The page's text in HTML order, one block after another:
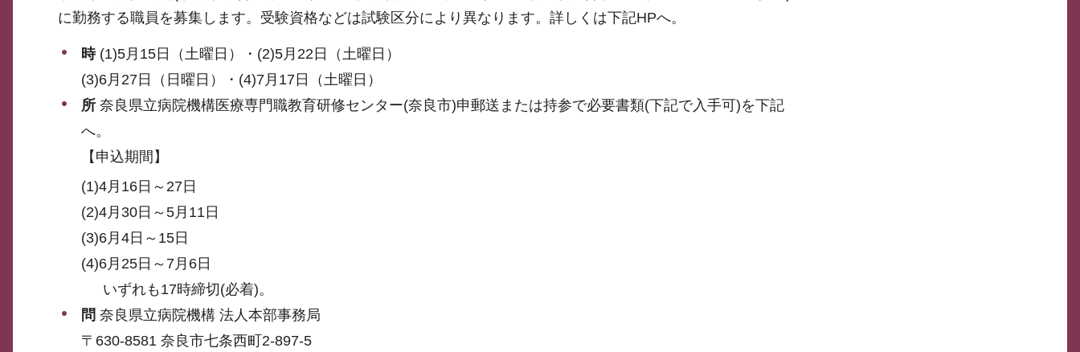
に勤務する職員を募集します。受験資格などは試験区分により異なります。詳しくは下記HPへ。
時(1)5月15日（土曜日）・(2)5月22日（土曜日）
(3)6月27日（日曜日）・(4)7月17日（土曜日）
所 奈良県立病院機構医療専門職教育研修センター(奈良市)申郵送または持参で必要書類(下記で入手可)を下記
へ。
【申込期間】
(1)4月16日～27日
(2)4月30日～5月11日
(3)6月4日～15日
(4)6月25日～7月6日
いずれも17時締切(必着)。
問 奈良県立病院機構 法人本部事務局
〒630-8581 奈良市七条西町2-897-5